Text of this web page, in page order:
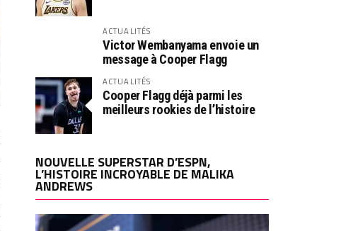
ACTUALITÉS
Victor Wembanyama envoie un
message à Cooper Flagg
ACTUALITÉS
Cooper Flagg déjà parmi les
meilleurs rookies de l’histoire
NOUVELLE SUPERSTAR D’ESPN,
L’HISTOIRE INCROYABLE DE MALIKA
ANDREWS